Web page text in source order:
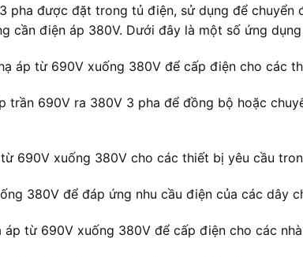
pha được đặt trong tủ điện, sử dụng để
cần điện áp 380V. Dưới đây là một số ứng
áp từ 690V xuống 380V để cấp điện cho các
trần 690V ra 380V 3 pha để đồng bộ hoặc
690V xuống 380V cho các thiết bị yêu cầu
380V để đáp ứng nhu cầu điện của các dây
áp từ 690V xuống 380V để cấp điện cho các